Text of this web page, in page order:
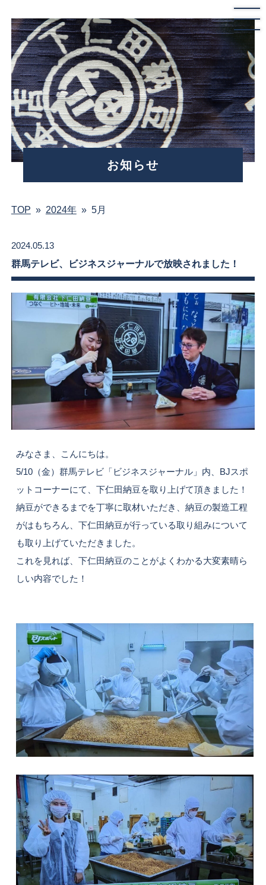
お知らせ
TOP » 2024年» 5月
2024.05.13
群馬テレビ、ビジネスジャーナルで放映されました！
みなさま、こんにちは。
5/10（金）群馬テレビ「ビジネスジャーナル」内、BJスポ
ットコーナーにて、下仁田納豆を取り上げて頂きました！
納豆ができるまでを丁寧に取材いただき、納豆の製造工程
がはもちろん、下仁田納豆が行っている取り組みについて
も取り上げていただきました。
これを見れば、下仁田納豆のことがよくわかる大変素晴ら
しい内容でした！